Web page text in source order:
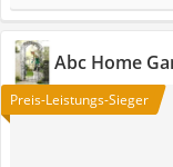
Abc Home
Preis-Leistungs-Sieger